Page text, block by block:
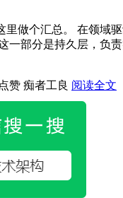
做个汇总。 在领域
一部分是持久层，负
赞 痴者工良 阅读全文